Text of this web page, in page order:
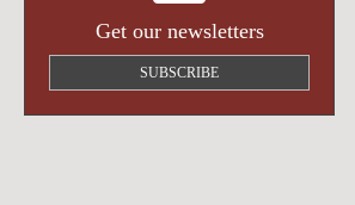
Get our newsletters
SUBSCRIBE